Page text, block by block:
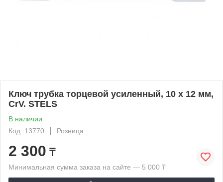
Ключ трубка торцевой усиленный, 10 х 12 мм,
CrV. STELS
В наличии
Код: 13770
Розница
2 300 ₸
Минимальная сумма заказа на сайте — 5 000 ₸